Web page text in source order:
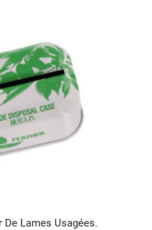
De Lames Usagées.